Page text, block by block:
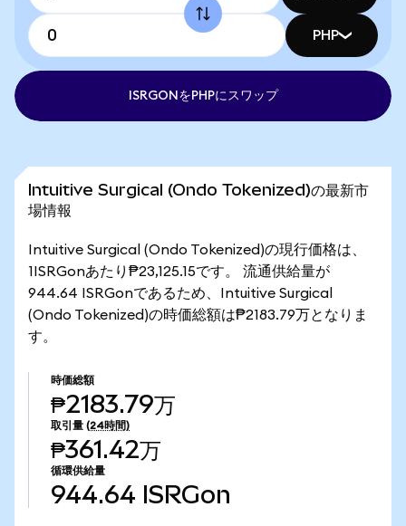
PHP
ISRGONをPHPにスワップ
Intuitive Surgical (Ondo Tokenized)の最新市
場情報
Intuitive Surgical (Ondo Tokenized)の現行価格は、
1ISRGonあたり₱23,125.15です。 流通供給量が
944.64 ISRGonであるため、Intuitive Surgical
(Ondo Tokenized)の時価総額は₱2183.79万となりま
す。
時価総額
₱2183.79万
取引量 (24時間)
₱361.42万
循環供給量
944.64 ISRGon